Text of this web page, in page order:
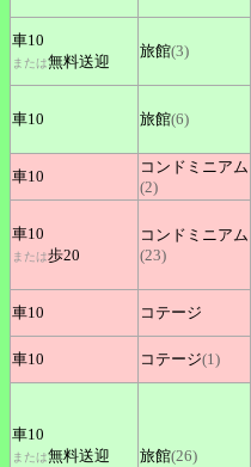
車10
または無料送迎
旅館(3)
車10 旅館(6)
車10
コンドミニアム
(2)
車10
または歩20
コンドミニアム
(23)
車10 コテージ
車10
コテージ(1)
車10
または無料送迎 旅館(26)